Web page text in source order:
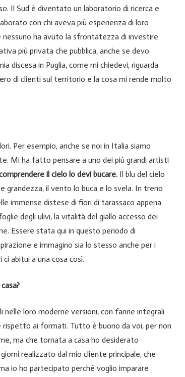
Il Sud è diventato un laboratorio di ricerca e
con chi aveva più esperienza di loro
ha avuto la sfrontatezza di investire
più privata che pubblica, anche se devo
discesa in Puglia, come mi chiedevi, riguarda
di clienti sul territorio e la cosa mi rende molto
Per esempio, anche se noi in Italia siamo
Mi ha fatto pensare a uno dei più grandi artisti
il cielo lo devi bucare. Il blu del cielo
grandezza, il vento lo buca e lo svela. In treno
immense distese di fiori di tarassaco appena
degli ulivi, la vitalità del giallo accesso dei
Essere stata qui in questo periodo di
e immagino sia lo stesso anche per i
abitui a una cosa così.
loro moderne versioni, con farine integrali
ai formati. Tutto è buono da voi, per non
ma che tornata a casa ho desiderato
realizzato dal mio cliente principale, che
io ho partecipato perché voglio imparare